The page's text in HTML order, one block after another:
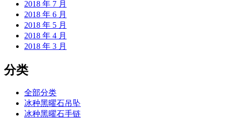
2018 年 7 月
2018 年 6 月
2018 年 5 月
2018 年 4 月
2018 年 3 月
分类
全部分类
冰种黑曜石吊坠
冰种黑曜石手链